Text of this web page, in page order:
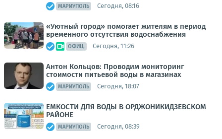
МАРИУПОЛЬ Сегодня, 08:16
«Уютный город» помогает жителям в период
временного отсутствия водоснабжения
ОФИЦ. Сегодня, 11:26
Антон Кольцов: Проводим мониторинг
стоимости питьевой воды в магазинах
МАРИУПОЛЬ Сегодня, 18:07
ЕМКОСТИ ДЛЯ ВОДЫ В ОРДЖОНИКИДЗЕВСКОМ
РАЙОНЕ
МАРИУПОЛЬ Сегодня, 08:39